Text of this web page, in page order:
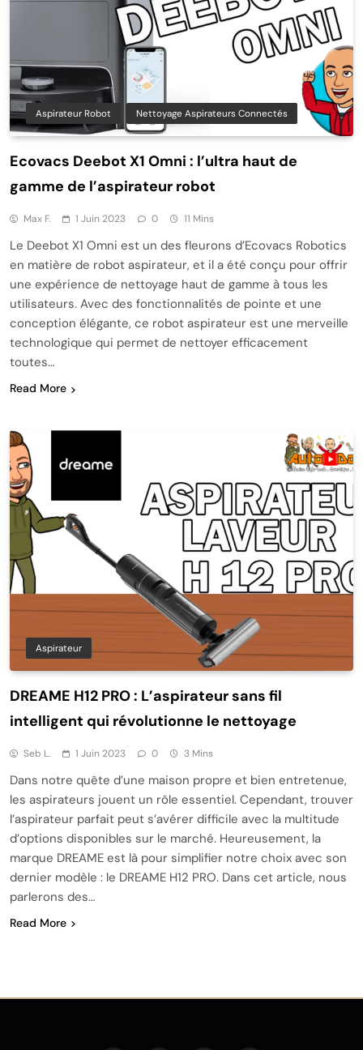
Aspirateur Robot Nettoyage Aspirateurs Connectés
Ecovacs Deebot X1 Omni : l’ultra haut de
gamme de l’aspirateur robot
Max F. 1 Juin 2023 0 11 Mins
Le Deebot X1 Omni est un des fleurons d’Ecovacs Robotics
en matière de robot aspirateur, et il a été conçu pour offrir
une expérience de nettoyage haut de gamme à tous les
utilisateurs. Avec des fonctionnalités de pointe et une
conception élégante, ce robot aspirateur est une merveille
technologique qui permet de nettoyer efficacement
toutes…
Read More
Aspirateur
DREAME H12 PRO : L’aspirateur sans fil
intelligent qui révolutionne le nettoyage
Seb L. 1 Juin 2023 0 3 Mins
Dans notre quête d’une maison propre et bien entretenue,
les aspirateurs jouent un rôle essentiel. Cependant, trouver
l’aspirateur parfait peut s’avérer difficile avec la multitude
d’options disponibles sur le marché. Heureusement, la
marque DREAME est là pour simplifier notre choix avec son
dernier modèle : le DREAME H12 PRO. Dans cet article, nous
parlerons des…
Read More